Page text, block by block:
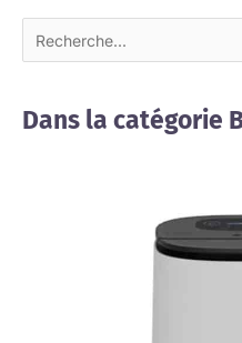
Dans la catégorie